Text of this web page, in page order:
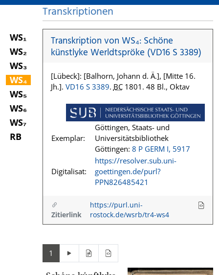
WS₁
WS₂
WS₃
WS₄
WS₅
WS₆
WS₇
RB
Transkriptionen
Transkription von WS₄: Schöne
künstlyke Werldtspröke (VD16 S 3389)
[Lübeck]: [Balhorn, Johann d. Ä.], [Mitte 16.
Jh.]. VD16 S 3389. BC1801. 48 Bl., Oktav
Exemplar:
Göttingen, Staats- und
Universitätsbibliothek
Göttingen: 8 P GERM I, 5917
Digitalisat:
https://resolver.sub.uni-
goettingen.de/purl?
PPN826485421
Zitierlink
https://purl.uni-
rostock.de/wsrb/tr4-ws4
1